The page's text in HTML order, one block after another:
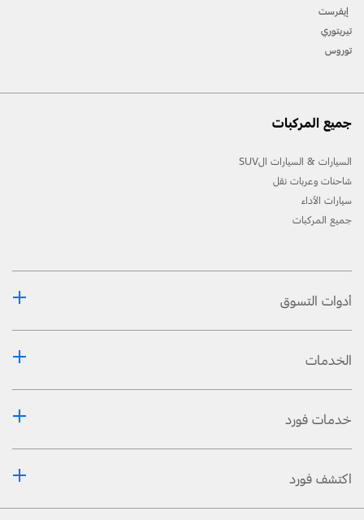
[2] لن تتوفّر جميع ميّزات المركبة في جميع الأسواق. اتّصل بموزّع فورد المحلّي للحصول على أحدث
إيفرست
تيريتوري
توروس
جميع المركبات
السيارات & السيارات الSUV
شاحنات وعربات نقل
سيارات الأداء
جميع المركبات
أدوات التسوق
الخدمات
خدمات فورد
اكتشف فورد